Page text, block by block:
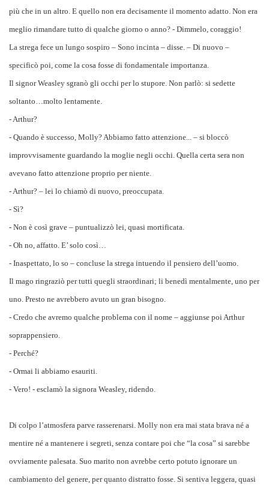
più che in un altro. E quello non era decisamente il momento adatto. Non era
meglio rimandare tutto di qualche giorno o anno? - Dimmelo, coraggio!
La strega fece un lungo sospiro – Sono incinta – disse. – Di nuovo –
specificò poi, come la cosa fosse di fondamentale importanza.
Il signor Weasley sgranò gli occhi per lo stupore. Non parlò: si sedette
soltanto…molto lentamente.
- Arthur?
- Quando è successo, Molly? Abbiamo fatto attenzione... – si bloccò
improvvisamente guardando la moglie negli occhi. Quella certa sera non
avevano fatto attenzione proprio per niente.
- Arthur? – lei lo chiamò di nuovo, preoccupata.
- Sì?
- Non è così grave – puntualizzò lei, quasi mortificata.
- Oh no, affatto. E’ solo così…
- Inaspettato, lo so – concluse la strega intuendo il pensiero dell’uomo.
Il mago ringraziò per tutti quegli straordinari; li benedì mentalmente, uno per
uno. Presto ne avrebbero avuto un gran bisogno.
- Credo che avremo qualche problema con il nome – aggiunse poi Arthur
soprappensiero.
- Perché?
- Ormai li abbiamo esauriti.
- Vero! - esclamò la signora Weasley, ridendo.
Di colpo l’atmosfera parve rasserenarsi. Molly non era mai stata brava né a
mentire né a mantenere i segreti, senza contare poi che “la cosa” si sarebbe
ovviamente palesata. Suo marito non avrebbe certo potuto ignorare un
cambiamento del genere, per quanto distratto fosse. Si sentiva leggera, quasi